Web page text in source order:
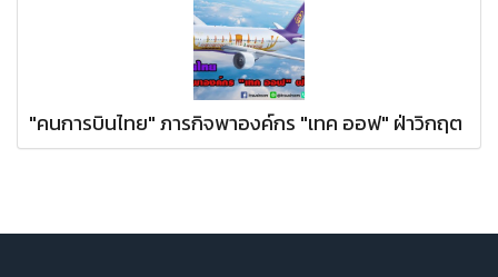
"คนการบินไทย" ภารกิจพาองค์กร "เทค ออฟ" ฝ่าวิกฤต